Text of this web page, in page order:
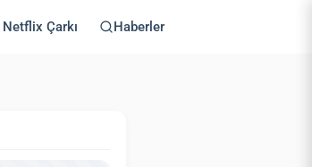
Netflix Çarkı Haberler